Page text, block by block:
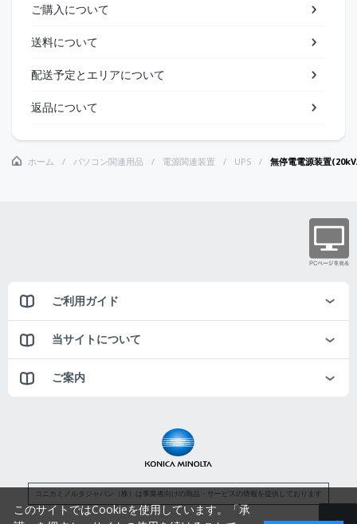
ご購入について
送料について
配送予定とエリアについて
返品について
ホーム パソコン関連用品 電源関連装置 UPS 無停電電源装置
ご利用ガイド
当サイトについて
ご案内
コニカミノルタジャパン（株）は事業者向けの商品・サービスの情報を提供しております
このサイトではCookieを使用しています。「承